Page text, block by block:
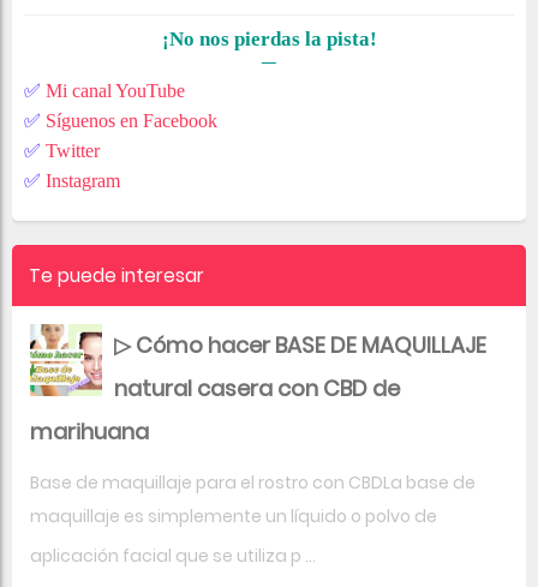
¡No nos pierdas la pista!
✅ Mi canal YouTube
✅ Síguenos en Facebook
✅ Twitter
✅ Instagram
Te puede interesar
▷ Cómo hacer BASE DE MAQUILLAJE
natural casera con CBD de
marihuana
Base de maquillaje para el rostro con CBDLa base de
maquillaje es simplemente un líquido o polvo de
aplicación facial que se utiliza p ...